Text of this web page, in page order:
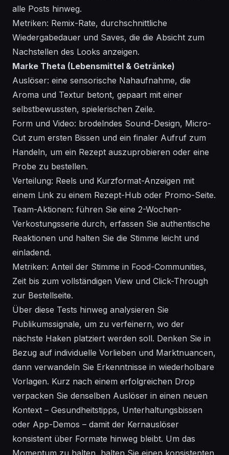
alle Posts hinweg.
Metriken: Remix-Rate, durchschnittliche
Wiedergabedauer und Saves, die die Absicht zum
Nachstellen des Looks anzeigen.
Marke Theta (Lebensmittel & Getränke)
Auslöser: eine sensorische Nahaufnahme, die
Aroma und Textur betont, gepaart mit einer
selbstbewussten, spielerischen Zeile.
Form und Video: brodelndes Sound-Design, Micro-
Cut zum ersten Bissen und ein finaler Aufruf zum
Handeln, um ein Rezept auszuprobieren oder eine
Probe zu bestellen.
Verteilung: Reels und Kurzformat-Anzeigen mit
einem Link zu einem Rezept-Hub oder Promo-Seite.
Team-Aktionen: führen Sie eine 2-Wochen-
Verkostungsserie durch, erfassen Sie authentische
Reaktionen und halten Sie die Stimme leicht und
einladend.
Metriken: Anteil der Stimme in Food-Communities,
Zeit bis zum vollständigen View und Click-Through
zur Bestellseite.
Über diese Tests hinweg analysieren Sie
Publikumssignale, um zu verfeinern, wo der
nächste Haken platziert werden soll. Denken Sie in
Bezug auf individuelle Vorlieben und Marktnuancen,
dann verwandeln Sie Erkenntnisse in wiederholbare
Vorlagen. Kurz nach einem erfolgreichen Drop
verpacken Sie denselben Auslöser in einen neuen
Kontext – Gesundheitstipps, Unterhaltungsbissen
oder App-Demos – damit der Kernauslöser
konsistent über Formate hinweg bleibt. Um das
Momentum zu halten, halten Sie einen konsistenten